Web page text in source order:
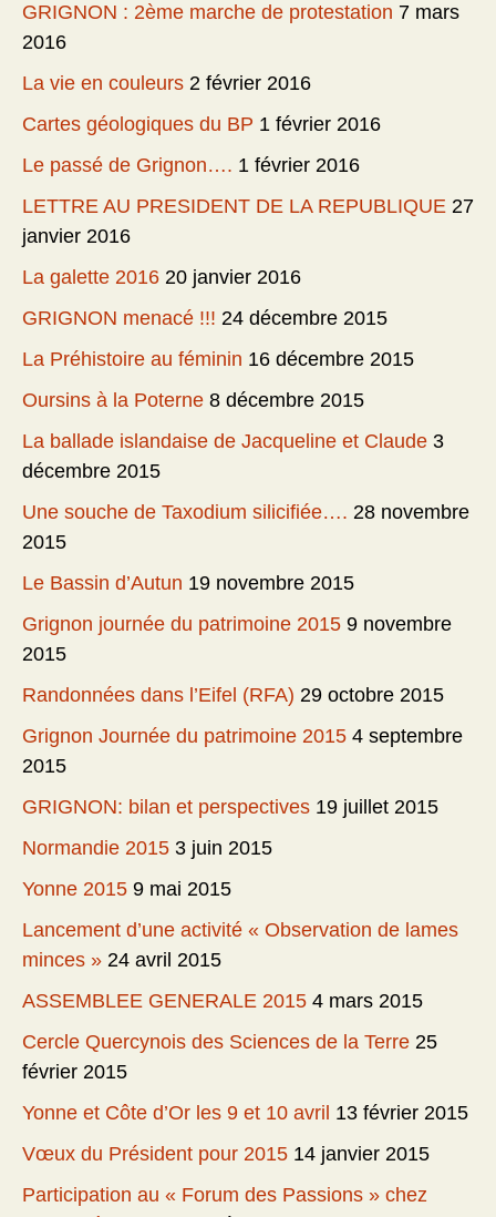
GRIGNON : 2ème marche de protestation 7 mars
2016
La vie en couleurs 2 février 2016
Cartes géologiques du BP 1 février 2016
Le passé de Grignon…. 1 février 2016
LETTRE AU PRESIDENT DE LA REPUBLIQUE 27
janvier 2016
La galette 2016 20 janvier 2016
GRIGNON menacé !!! 24 décembre 2015
La Préhistoire au féminin 16 décembre 2015
Oursins à la Poterne 8 décembre 2015
La ballade islandaise de Jacqueline et Claude 3
décembre 2015
Une souche de Taxodium silicifiée…. 28 novembre
2015
Le Bassin d’Autun 19 novembre 2015
Grignon journée du patrimoine 2015 9 novembre
2015
Randonnées dans l’Eifel (RFA) 29 octobre 2015
Grignon Journée du patrimoine 2015 4 septembre
2015
GRIGNON: bilan et perspectives 19 juillet 2015
Normandie 2015 3 juin 2015
Yonne 2015 9 mai 2015
Lancement d’une activité « Observation de lames
minces » 24 avril 2015
ASSEMBLEE GENERALE 2015 4 mars 2015
Cercle Quercynois des Sciences de la Terre 25
février 2015
Yonne et Côte d’Or les 9 et 10 avril 13 février 2015
Vœux du Président pour 2015 14 janvier 2015
Participation au « Forum des Passions » chez